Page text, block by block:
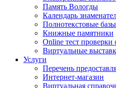
Память Вологды
Календарь
Полнотекстовые
Книжные памятники
Online тест проверки
Виртуальные
Услуги
Перечень
Интернет-магазин
Виртуальная